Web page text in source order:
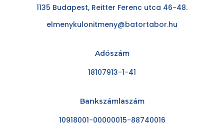
1135 Budapest, Reitter Ferenc utca 46-48.
elmenykulonitmeny@batortabor.hu
Adószám
18107913-1-41
Bankszámlaszám
10918001-00000015-88740016